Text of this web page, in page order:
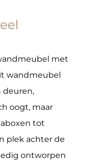
met
wandmeubel
deuren,
oogt, maar
tot
plek achter de
ontworpen